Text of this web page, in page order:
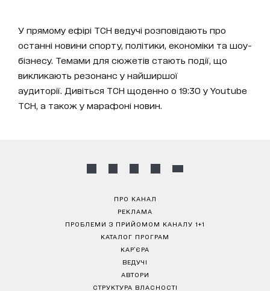
У прямому ефірі ТСН ведучі розповідають про
останні новини спорту, політики, економіки та шоу-
бізнесу. Темами для сюжетів стають події, що
викликають резонанс у найширшої
аудиторії. Дивіться ТСН щоденно о 19:30 у Youtube
ТСН, а також у марафоні новин.
ПРО КАНАЛ
РЕКЛАМА
ПРОБЛЕМИ З ПРИЙОМОМ КАНАЛУ 1+1
КАТАЛОГ ПРОГРАМ
КАР’ЄРА
ВЕДУЧІ
АВТОРИ
СТРУКТУРА ВЛАСНОСТІ